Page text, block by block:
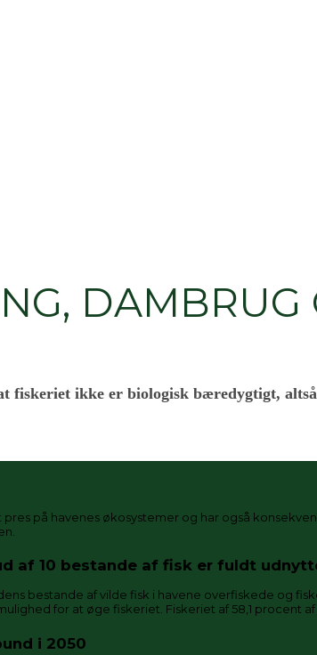
fiskeriet ikke er biologisk bæredygtigt,
på havenes økosystemer og har også
af 10 bestande af fisk er fuldt
bestande af vilde fisk i havene overfiskede og
for at øge fiskeriet. Fiskeriet af 58,1 procent
i 2050